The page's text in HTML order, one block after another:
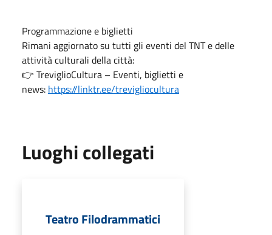
Programmazione e biglietti
Rimani aggiornato su tutti gli eventi del TNT e delle
attività culturali della città:
👉 TreviglioCultura – Eventi, biglietti e
news: https://linktr.ee/trevigliocultura
Luoghi collegati
Teatro Filodrammatici